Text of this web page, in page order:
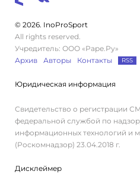
© 2026. InoProSport
All rights reserved.
Учредитель: ООО «Раре.Ру»
Архив
Авторы Контакты RSS
Юридическая информация
Свидетельство о регистрации
федеральной службой по
информационных технологий и
(Роскомнадзор) 23.04.2018 г.
Дисклеймер